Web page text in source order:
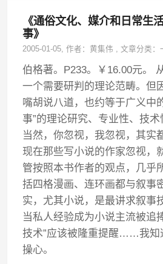
《通俗文化、媒介和日常生
事》
2005-01-05, 作者：黄集伟 ,文章分类：
伯格著。P233。￥16.00元。
一个需要研判的理论范畴。但
嘴胡说八道，也约等于广义中
事”的理论研究、专业性、技术
当然，你忽视，我忽视，其实
现在那些写小说的作家忽视，
管按照本书作者的观点，几乎
括四格漫画、连环画都与叙事
实，尤其小说，是最讲求叙事
当私人经验成为小说主流被追
技术”应该被隆重提醒……我知
操心。